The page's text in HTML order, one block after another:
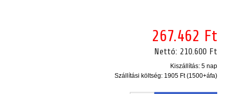
267.462 Ft
Nettó: 210.600 Ft
Kiszállítás: 5 nap
Szállítási költség: 1905 Ft (1500+áfa)